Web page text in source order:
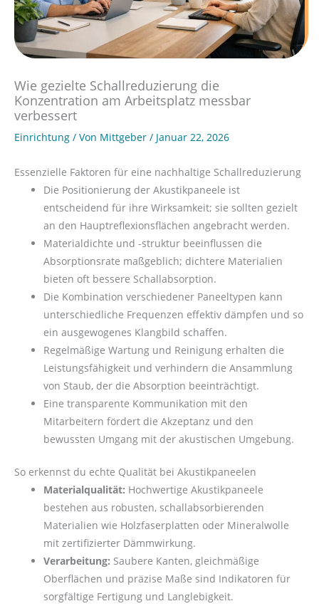
Wie gezielte Schallreduzierung die
Konzentration am Arbeitsplatz messbar
verbessert
Einrichtung / Von Mittgeber / Januar 22, 2026
Essenzielle Faktoren für eine nachhaltige Schallreduzierung
Die Positionierung der Akustikpaneele ist
entscheidend für ihre Wirksamkeit; sie sollten gezielt
an den Hauptreflexionsflächen angebracht werden.
Materialdichte und -struktur beeinflussen die
Absorptionsrate maßgeblich; dichtere Materialien
bieten oft bessere Schallabsorption.
Die Kombination verschiedener Paneeltypen kann
unterschiedliche Frequenzen effektiv dämpfen und so
ein ausgewogenes Klangbild schaffen.
Regelmäßige Wartung und Reinigung erhalten die
Leistungsfähigkeit und verhindern die Ansammlung
von Staub, der die Absorption beeinträchtigt.
Eine transparente Kommunikation mit den
Mitarbeitern fördert die Akzeptanz und den
bewussten Umgang mit der akustischen Umgebung.
So erkennst du echte Qualität bei Akustikpaneelen
Materialqualität: Hochwertige Akustikpaneele
bestehen aus robusten, schallabsorbierenden
Materialien wie Holzfaserplatten oder Mineralwolle
mit zertifizierter Dämmwirkung.
Verarbeitung: Saubere Kanten, gleichmäßige
Oberflächen und präzise Maße sind Indikatoren für
sorgfältige Fertigung und Langlebigkeit.